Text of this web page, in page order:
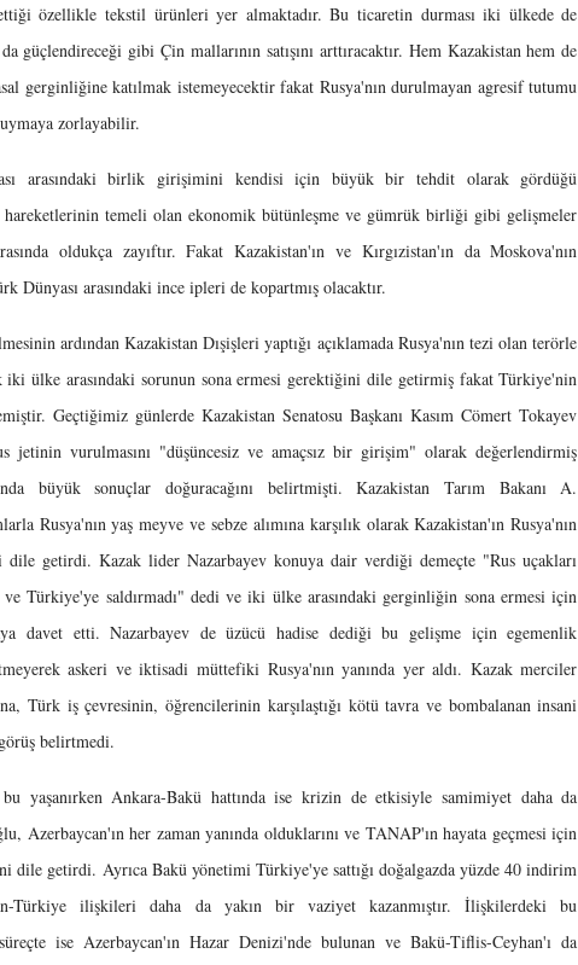
özellikle tekstil ürünleri yer almaktadır. Bu ticaretin durması iki ülkede de
güçlendireceği gibi Çin mallarının satışını arttıracaktır. Hem Kazakistan hem de
gerginliğine katılmak istemeyecektir fakat Rusya'nın durulmayan agresif tutumu
zorlayabilir.
arasındaki birlik girişimini kendisi için büyük bir tehdit olarak gördüğü
temeli olan ekonomik bütünleşme ve gümrük birliği gibi gelişmeler
oldukça zayıftır. Fakat Kazakistan'ın ve Kırgızistan'ın da Moskova'nın
Dünyası arasındaki ince ipleri de kopartmış olacaktır.
ardından Kazakistan Dışişleri yaptığı açıklamada Rusya'nın tezi olan terörle
iki ülke arasındaki sorunun sona ermesi gerektiğini dile getirmiş fakat Türkiye'nin
Geçtiğimiz günlerde Kazakistan Senatosu Başkanı Kasım Cömert Tokayev
jetinin vurulmasını "düşüncesiz ve amaçsız bir girişim" olarak değerlendirmiş
büyük sonuçlar doğuracağını belirtmişti. Kazakistan Tarım Bakanı A.
Rusya'nın yaş meyve ve sebze alımına karşılık olarak Kazakistan'ın Rusya'nın
dile getirdi. Kazak lider Nazarbayev konuya dair verdiği demeçte "Rus uçakları
Türkiye'ye saldırmadı" dedi ve iki ülke arasındaki gerginliğin sona ermesi için
davet etti. Nazarbayev de üzücü hadise dediği bu gelişme için egemenlik
askeri ve iktisadi müttefiki Rusya'nın yanında yer aldı. Kazak merciler
Türk iş çevresinin, öğrencilerinin karşılaştığı kötü tavra ve bombalanan insani
belirtmedi.
yaşanırken Ankara-Bakü hattında ise krizin de etkisiyle samimiyet daha da
Azerbaycan'ın her zaman yanında olduklarını ve TANAP'ın hayata geçmesi için
dile getirdi. Ayrıca Bakü yönetimi Türkiye'ye sattığı doğalgazda yüzde 40 indirim
Türkiye ilişkileri daha da yakın bir vaziyet kazanmıştır. İlişkilerdeki bu
süreçte ise Azerbaycan'ın Hazar Denizi'nde bulunan ve Bakü-Tiflis-Ceyhan'ı da